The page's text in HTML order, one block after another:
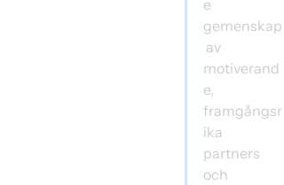
e
gemenskap
av
motiverand
e,
framgångsr
ika
partners
och